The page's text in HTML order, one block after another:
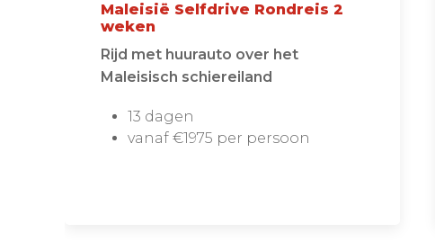
Maleisië Selfdrive Rondreis 2
weken
Rijd met huurauto over het
Maleisisch schiereiland
13 dagen
vanaf €1975 per persoon